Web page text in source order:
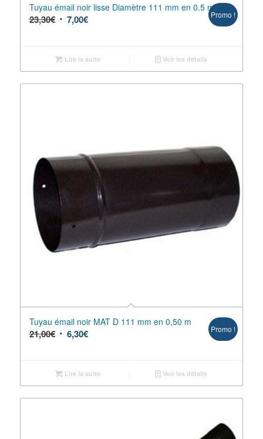
Tuyau émail noir lisse Diamètre 111 mm en 0.5 m
23,30€ 7,00€ Promo !
Lire la suite Voir les détails
Tuyau émail noir MAT D 111 mm en 0,50 m
21,00€ 6,30€ Promo !
Lire la suite Voir les détails